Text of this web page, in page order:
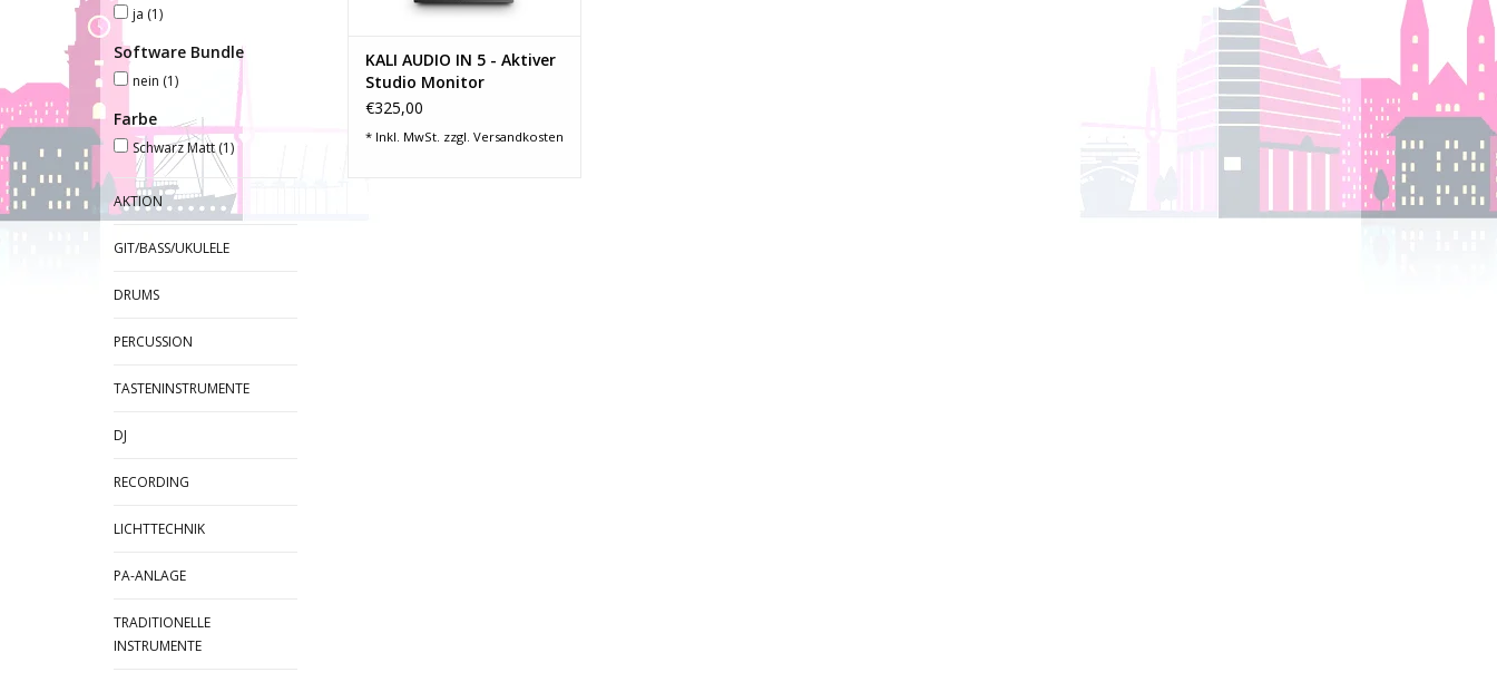
ja (1)
Software Bundle
nein (1)
Farbe
Schwarz Matt(1)
AKTION
GIT/BASS/UKULELE
DRUMS
PERCUSSION
TASTENINSTRUMENTE
DJ
RECORDING
LICHTTECHNIK
PA-ANLAGE
TRADITIONELLE
INSTRUMENTE
KALI AUDIO IN 5 - Aktiver
Studio Monitor
€325,00
* Inkl. MwSt. zzgl. Versandkosten